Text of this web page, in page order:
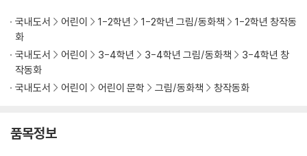
국내도서 어린이 1-2학년 1-2학년 그림/동화책
1-2학년 창작동
화
국내도서
어린이 3-4학년 3-4학년 그림/동화책
3-4학년 창
작동화
국내도서
어린이 어린이 문학 그림/동화책 창작동화
품목정보